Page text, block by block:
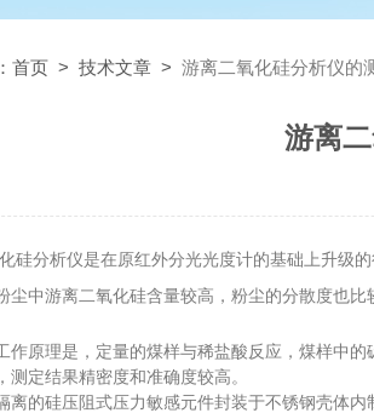
首页 > 技术文章 > 游离二氧化硅分析仪的
游离
分析仪是在原红外分光光度计的基础上升级的
尘中游离二氧化硅含量较高，粉尘的分散度也
原理是，定量的煤样与稀盐酸反应，煤样中的
测定结果精密度和准确度较高。
的硅压阻式压力敏感元件封装于不锈钢壳体内